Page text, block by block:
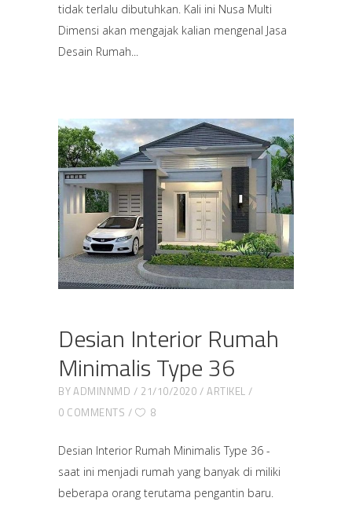
tidak terlalu dibutuhkan. Kali ini Nusa Multi
Dimensi akan mengajak kalian mengenal Jasa
Desain Rumah
Desian Interior Rumah
Minimalis Type 36
BYADMINNMD 21/10/2020
ARTIKEL
0 COMMENTS
8
Desian Interior Rumah Minimalis Type 36 -
saat ini menjadi rumah yang banyak di miliki
beberapa orang terutama pengantin baru.